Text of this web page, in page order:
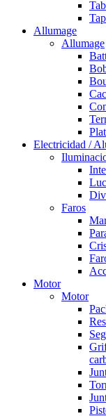
Allumage
Allumage
Electricidad /
Faros
Motor
Motor